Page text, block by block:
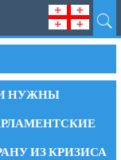
НУЖНЫ
ИЗ КРИЗИСА